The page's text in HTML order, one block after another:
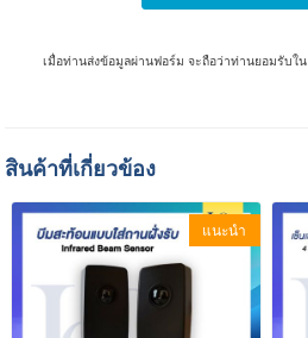
เมื่อท่านส่งข้อมูลผ่านฟอร์ม จะถือว่าท่านยอมรับใน
สินค้าที่เกี่ยวข้อง
แนะนำ